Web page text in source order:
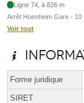
Ligne 74, à 826 m
Arrêt Hoenheim Gare - 10
Voir tout
Forme juridique
SIRET